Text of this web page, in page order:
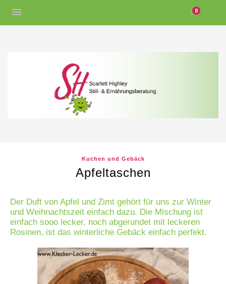
0
Kuchen und Gebäck
Apfeltaschen
Der Duft von Apfel und Zimt gehört für uns zur Winter
und Weihnachtszeit einfach dazu. Die Mischung ist
einfach sooo lecker, noch abgerundet mit leckeren
Rosinen, ist das winterliche Gebäck einfach perfekt.